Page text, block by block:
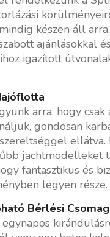
készen áll
ajánlásokkal
igazított
arra, hogy
gondosan
ellátva.
jachtmodelleket
fantasztikus és
legyen része.
Bérlési
egynapos